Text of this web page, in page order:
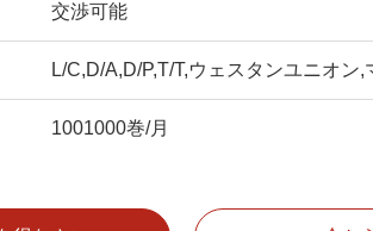
交渉可能
L/C,D/A,D/P,T/T,ウェスタンユニオン,
1001000巻/月